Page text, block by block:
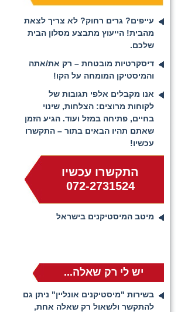
עייפים? גרים רחוק? לא צריך לצאת
מהבית! הייעוץ מתבצע מסלון הבית
שלכם.
דיסקרטיות מובטחת – רק את/אתה
והמיסטיקן המומחה על הקו!
אנו מקבלים אלפי תגובות של
לקוחות מרוצים: הצלחות, שינוי
בחיים, פתיחה במזל ועוד. הגיע הזמן
שאתם תהיו הבאים בתור – התקשרו
עכשיו!
התקשרו עכשיו
072-2731524
מיטב המיסטיקנים בישראל
יש לי רק שאלה...
בשירות "מיסטיקנים אונליין" ניתן גם
להתקשר ולשאול רק שאלה אחת,